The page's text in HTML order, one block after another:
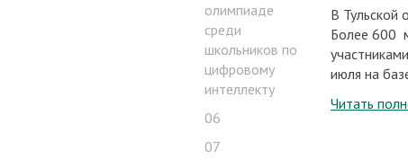
олимпиаде
среди
школьников по
цифровому
интеллекту
06
07
В Тульской
Более 600
июля на
Читать